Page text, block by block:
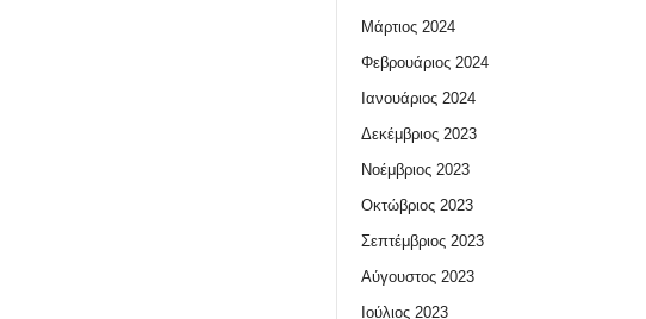
Μάρτιος 2024
Φεβρουάριος 2024
Ιανουάριος 2024
Δεκέμβριος 2023
Νοέμβριος 2023
Οκτώβριος 2023
Σεπτέμβριος 2023
Αύγουστος 2023
Ιούλιος 2023